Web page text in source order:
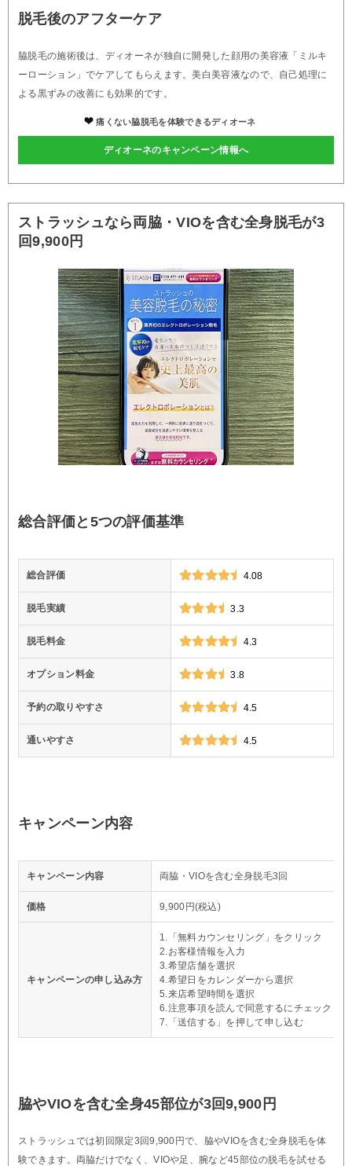
脱毛後のアフターケア
脇脱毛の施術後は、ディオーネが独自に開発した顔用の美容液「ミルキ
ーローション」でケアしてもらえます。美白美容液なので、自己処理に
よる黒ずみの改善にも効果的です。
痛くない脇脱毛を体験できるディオーネ
ディオーネのキャンペーン情報へ
ストラッシュなら両脇・VIOを含む全身脱毛が3
回9,900円
総合評価と5つの評価基準
総合評価 4.08
脱毛実績 3.3
脱毛料金 4.3
オプション料金 3.8
予約の取りやすさ 4.5
通いやすさ 4.5
キャンペーン内容
キャンペーン内容 両脇・VIOを含む全身脱毛3回
価格 9,900円(税込)
キャンペーンの申し込み方
1.「無料カウンセリング」をクリック
2.お客様情報を入力
3.希望店舗を選択
4.希望日をカレンダーから選択
5.来店希望時間を選択
6.注意事項を読んで同意するにチェック
7.「送信する」を押して申し込む
脇やVIOを含む全身45部位が3回9,900円
ストラッシュでは初回限定3回9,900円で、脇やVIOを含む全身脱毛を体
験できます。両脇だけでなく、VIOや足、腕など45部位の脱毛を試せる